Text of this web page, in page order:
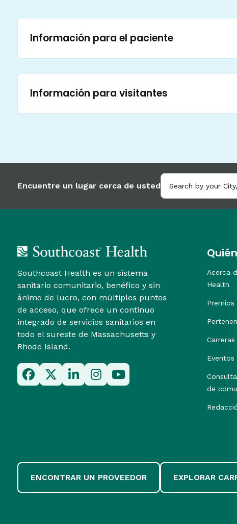
Información para el paciente
Información para visitantes
Encuentre un lugar cerca de usted
Southcoast Health es un sistema
sanitario comunitario, benéfico y sin
ánimo de lucro, con múltiples puntos
de acceso, que ofrece un continuo
integrado de servicios sanitarios en
todo el sureste de Massachusetts y
Rhode Island.
Acerca
Health
Eventos
de
ENCONTRAR UN PROVEEDOR EXPLORAR